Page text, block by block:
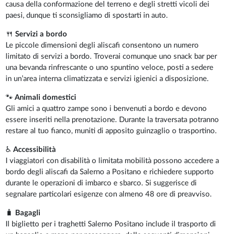
causa della conformazione del terreno e degli stretti vicoli dei
paesi, dunque ti sconsigliamo di spostarti in auto.
🍴 Servizi a bordo
Le piccole dimensioni degli aliscafi consentono un numero
limitato di servizi a bordo. Troverai comunque uno snack bar per
una bevanda rinfrescante o uno spuntino veloce, posti a sedere
in un’area interna climatizzata e servizi igienici a disposizione.
🐾 Animali domestici
Gli amici a quattro zampe sono i benvenuti a bordo e devono
essere inseriti nella prenotazione. Durante la traversata potranno
restare al tuo fianco, muniti di apposito guinzaglio o trasportino.
♿Accessibilità
I viaggiatori con disabilità o limitata mobilità possono accedere a
bordo degli aliscafi da Salerno a Positano e richiedere supporto
durante le operazioni di imbarco e sbarco. Si suggerisce di
segnalare particolari esigenze con almeno 48 ore di preavviso.
🧳
Bagagli
Il biglietto per i traghetti Salerno Positano include il trasporto di